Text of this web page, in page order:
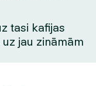
tasi kafijas
jau zināmām